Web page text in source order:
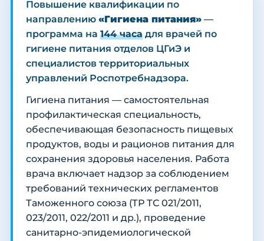
Повышение квалификации по
направлению «Гигиена питания» —
программа на 144 часа для врачей по
гигиене питания отделов ЦГиЭ и
специалистов территориальных
управлений Роспотребнадзора.
Гигиена питания — самостоятельная
профилактическая специальность,
обеспечивающая безопасность пищевых
продуктов, воды и рационов питания для
сохранения здоровья населения. Работа
врача включает надзор за соблюдением
требований технических регламентов
Таможенного союза (ТР ТС 021/2011,
023/2011, 022/2011 и др.), проведение
санитарно-эпидемиологической